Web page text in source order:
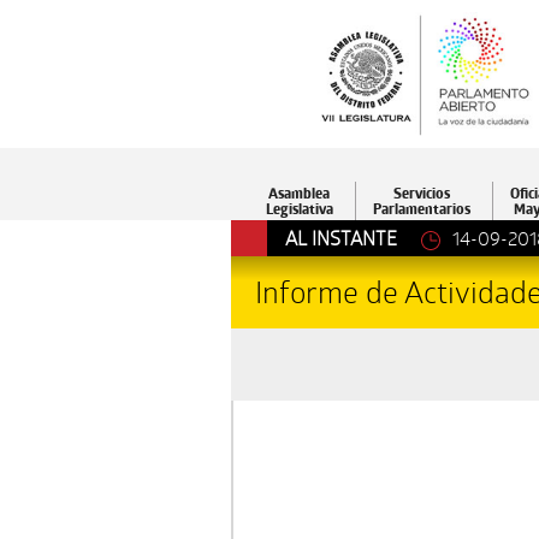
Asamblea
Legislativa
Servicios
Parlamentarios
AL INSTANTE 14-09-
Informe de